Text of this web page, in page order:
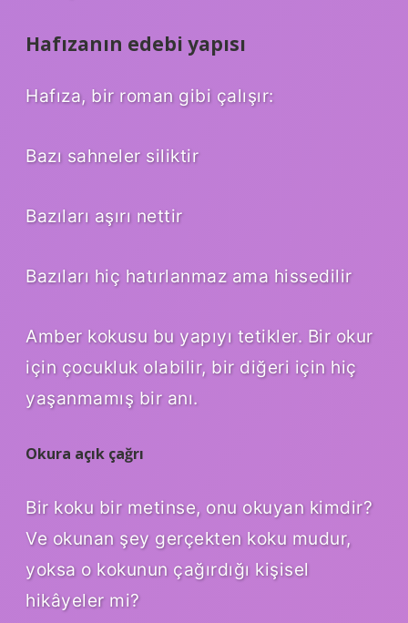
Hafızanın edebi yapısı
Hafıza, bir roman gibi çalışır:
Bazı sahneler siliktir
Bazıları aşırı nettir
Bazıları hiç hatırlanmaz ama hissedilir
Amber kokusu bu yapıyı tetikler. Bir okur
için çocukluk olabilir, bir diğeri için hiç
yaşanmamış bir anı.
Okura açık çağrı
Bir koku bir metinse, onu okuyan kimdir?
Ve okunan şey gerçekten koku mudur,
yoksa o kokunun çağırdığı kişisel
hikâyeler mi?